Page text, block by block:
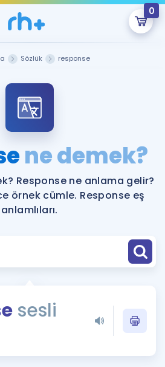
0
ÜYE DEĞİLİM
Şu An Boş.
hazırlayacak onlarca eğitim seni
bekliyor!
Sözlük response
ne demek?
Response ne anlama gelir?
örnek cümle. Response eş
anlamlıları.
sesli